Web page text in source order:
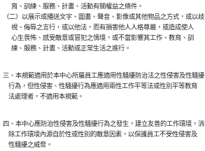
      育、訓練、服務、計畫、活動有關權益之條件。
（二）以展示或播送文字、圖畫、聲音、影像或其他物品之方式，或以歧
      視、侮辱之言行，或以他法，而有損害他人人格尊嚴，或造成使人
      心生畏怖、感受敵意或冒犯之情境，或不當影響其工作、教育、訓
      練、服務、計畫、活動或正常生活之進行。
三、本規範適用於本中心所屬員工應適用性騷擾防治法之性侵害及性騷擾
    行為，但性侵害、性騷擾行為應適用兩性工作平等法或性別平等教育
    法處理者，不適用本規範。
四、本中心應防治性侵害及性騷擾行為之發生，建立友善的工作環境，消
    除工作環境內源自於性或性別的敵意因素，以保護員工不受性侵害及
    性騷擾之威脅。